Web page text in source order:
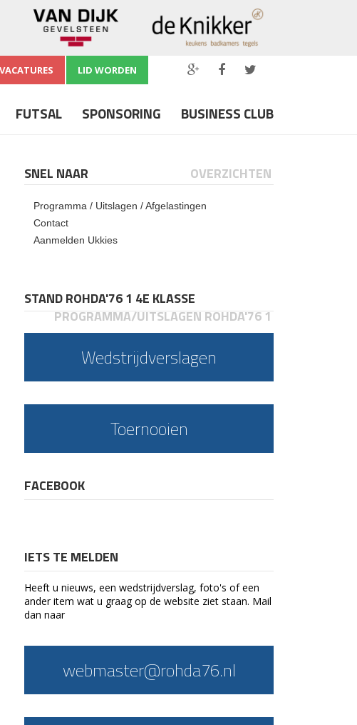
VACATURES LID WORDEN
FUTSAL SPONSORING BUSINESS CLUB
SNEL NAAR OVERZICHTEN
Programma / Uitslagen / Afgelastingen
Contact
Aanmelden Ukkies
STAND ROHDA'76 1 4E KLASSE
PROGRAMMA/UITSLAGEN ROHDA'76 1
Wedstrijdverslagen
Toernooien
FACEBOOK
IETS TE MELDEN
Heeft u nieuws, een wedstrijdverslag, foto's of een
ander item wat u graag op de website ziet staan. Mail
dan naar
webmaster@rohda76.nl